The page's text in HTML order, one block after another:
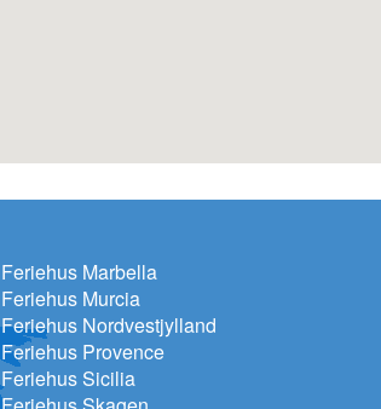
Feriehus Marbella
Feriehus Murcia
Feriehus Nordvestjylland
Feriehus Provence
Feriehus Sicilia